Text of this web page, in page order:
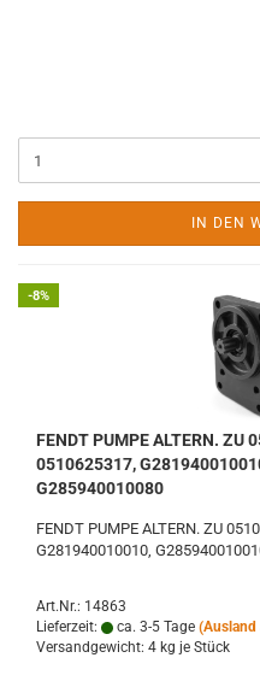
IN DEN
-8%
FENDT PUMPE ALTERN. ZU
0510625317,
G285940010080
FENDT PUMPE ALTERN. ZU
G281940010010,
Art.Nr.: 14863
Lieferzeit:
ca. 3-5 Tage (Ausland
Versandgewicht: 4 kg je Stück